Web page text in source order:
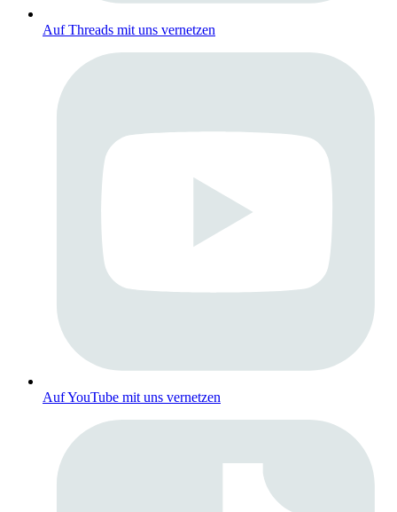
Auf Threads mit uns vernetzen
Auf YouTube mit uns vernetzen